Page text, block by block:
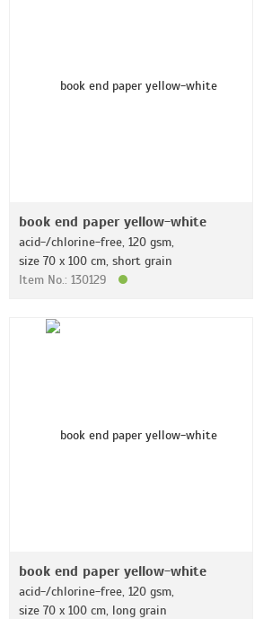
book end paper yellow-white
acid-/chlorine-free, 120 gsm,
size 70 x 100 cm, short grain
Item No.: 130129
book end paper yellow-white
acid-/chlorine-free, 120 gsm,
size 70 x 100 cm, long grain